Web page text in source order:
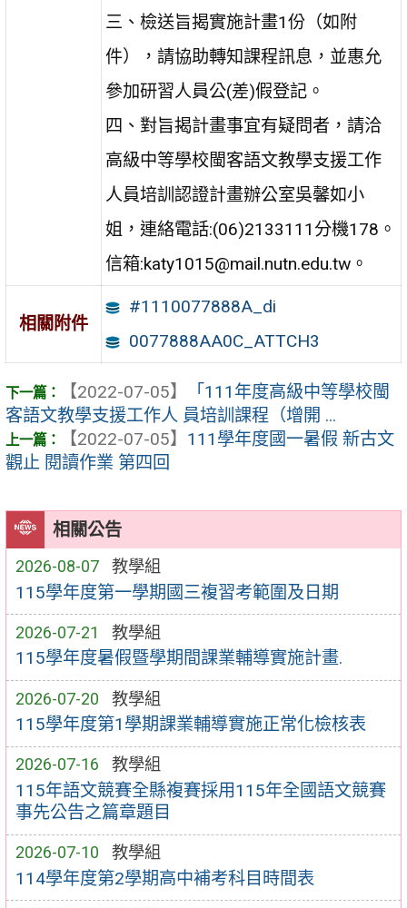
相關公告
2026-08-07 教學組
115學年度第一學期國三複習考範圍及日期
2026-07-21 教學組
115學年度暑假暨學期間課業輔導實施計畫.
2026-07-20 教學組
115學年度第1學期課業輔導實施正常化檢核表
2026-07-16 教學組
115年語文競賽全縣複賽採用115年全國語文競賽
事先公告之篇章題目
2026-07-10 教學組
114學年度第2學期高中補考科目時間表
三、檢送旨揭實施計畫1份（如附
件），請協助轉知課程訊息，並惠允
參加研習人員公(差)假登記。
四、對旨揭計畫事宜有疑問者，請洽
高級中等學校閩客語文教學支援工作
人員培訓認證計畫辦公室吳馨如小
姐，連絡電話:(06)2133111分機178。
信箱:katy1015@mail.nutn.edu.tw。
相關附件
#1110077888A_di
0077888AA0C_ATTCH3
【2022-07-05】
「111年度高級中等學校閩
客語文教學支援工作人 員培訓課程（增開 ...
【2022-07-05】 111學年度國一暑假 新古文
觀止 閱讀作業 第四回